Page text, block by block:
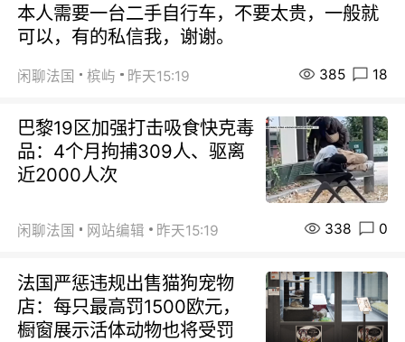
本人需要一台二手自行车，不要太贵，一般就
可以，有的私信我，谢谢。
闲聊法国 槟屿 昨天15:19 385 18
巴黎19区加强打击吸食快克毒
品：4个月拘捕309人、驱离
近2000人次
闲聊法国 网站编辑 昨天15:19 338 0
法国严惩违规出售猫狗宠物
店：每只最高罚1500欧元，
橱窗展示活体动物也将受罚